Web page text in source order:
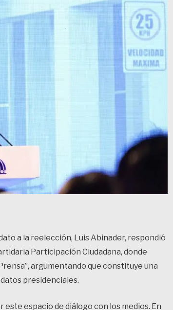
a la reelección, Luis Abinader, respondió
Participación Ciudadana, donde
argumentando que constituye una
presidenciales.
espacio de diálogo con los medios. En